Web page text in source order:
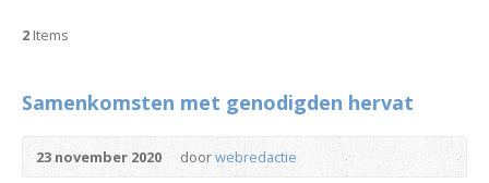
2 Items
Samenkomsten met genodigden hervat
23 november 2020 doorwebredactie